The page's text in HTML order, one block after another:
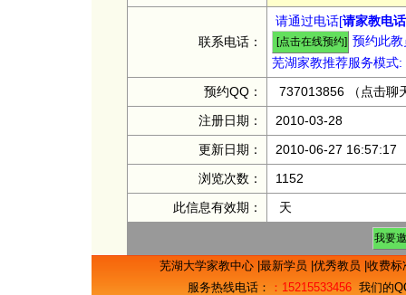
联系电话：
请通过电话[请家教电
预约此
芜湖家教推荐服务模式
预约QQ：
737013856 （点击聊
注册日期：
2010-03-28
更新日期：
2010-06-27 16:57:17
浏览次数：
1152
此信息有效期：
天
芜湖大学家教中心 最新学员 优秀教员 收费
服务热线电话：
：15215533456 我们的